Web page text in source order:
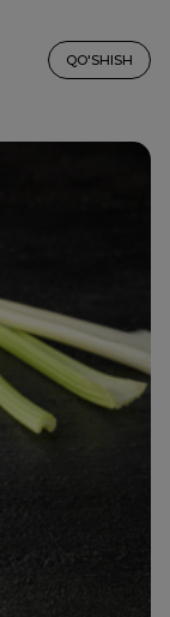
QO'SHISH